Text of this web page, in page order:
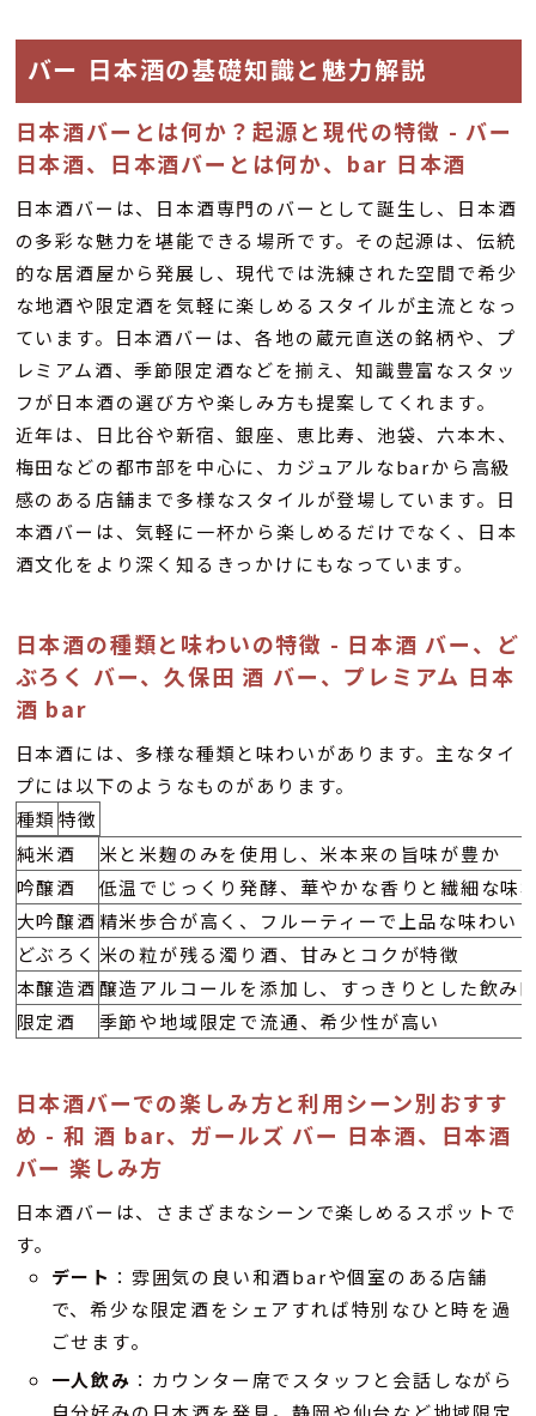
バー 日本酒の基礎知識と魅力解説
日本酒バーとは何か？起源と現代の特徴 - バー
日本酒、日本酒バーとは何か、bar 日本酒
日本酒バーは、日本酒専門のバーとして誕生し、日本酒
の多彩な魅力を堪能できる場所です。その起源は、伝統
的な居酒屋から発展し、現代では洗練された空間で希少
な地酒や限定酒を気軽に楽しめるスタイルが主流となっ
ています。日本酒バーは、各地の蔵元直送の銘柄や、プ
レミアム酒、季節限定酒などを揃え、知識豊富なスタッ
フが日本酒の選び方や楽しみ方も提案してくれます。
近年は、日比谷や新宿、銀座、恵比寿、池袋、六本木、
梅田などの都市部を中心に、カジュアルなbarから高級
感のある店舗まで多様なスタイルが登場しています。日
本酒バーは、気軽に一杯から楽しめるだけでなく、日本
酒文化をより深く知るきっかけにもなっています。
日本酒の種類と味わいの特徴 - 日本酒 バー、ど
ぶろく バー、久保田 酒 バー、プレミアム 日本
酒 bar
日本酒には、多様な種類と味わいがあります。主なタイ
プには以下のようなものがあります。
種類 特徴
純米酒
米と米麹のみを使用し、米本来の旨味が豊か
吟醸酒
低温でじっくり発酵、華やかな香りと繊細な味
大吟醸酒精米歩合が高く、フルーティーで上品な味わい
どぶろく 米の粒が残る濁り酒、甘みとコクが特徴
本醸造酒醸造アルコールを添加し、すっきりとした飲み
限定酒
季節や地域限定で流通、希少性が高い
日本酒バーでの楽しみ方と利用シーン別おすす
め - 和 酒 bar、ガールズ バー 日本酒、日本酒
バー 楽しみ方
日本酒バーは、さまざまなシーンで楽しめるスポットで
す。
デート ：雰囲気の良い和酒barや個室のある店舗
で、希少な限定酒をシェアすれば特別なひと時を過
ごせます。
一人飲み ：カウンター席でスタッフと会話しながら